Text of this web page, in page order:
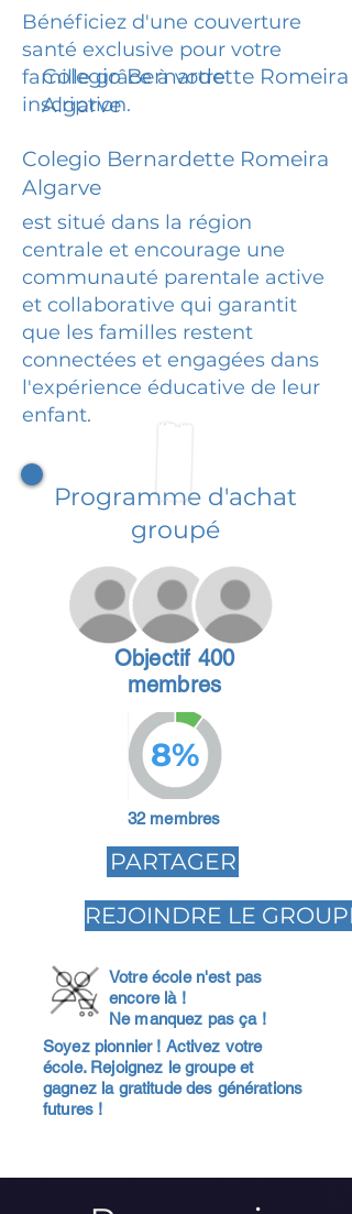
Bénéficiez d'une couverture
santé exclusive pour votre
famille grâce à votre
inscription.
Colegio Bernardette Romeira
Algarve
Colegio Bernardette Romeira
Algarve
est situé dans la région
centrale et encourage une
communauté parentale active
et collaborative qui garantit
que les familles restent
connectées et engagées dans
l'expérience éducative de leur
enfant.
Programme d'achat
groupé
Objectif 400
membres
8%
32 membres
PARTAGER
REJOINDRE LE GROUPE
Votre école n'est pas
encore là !
Ne manquez pas ça !
Soyez pionnier ! Activez votre
école. Rejoignez le groupe et
gagnez la gratitude des générations
futures !